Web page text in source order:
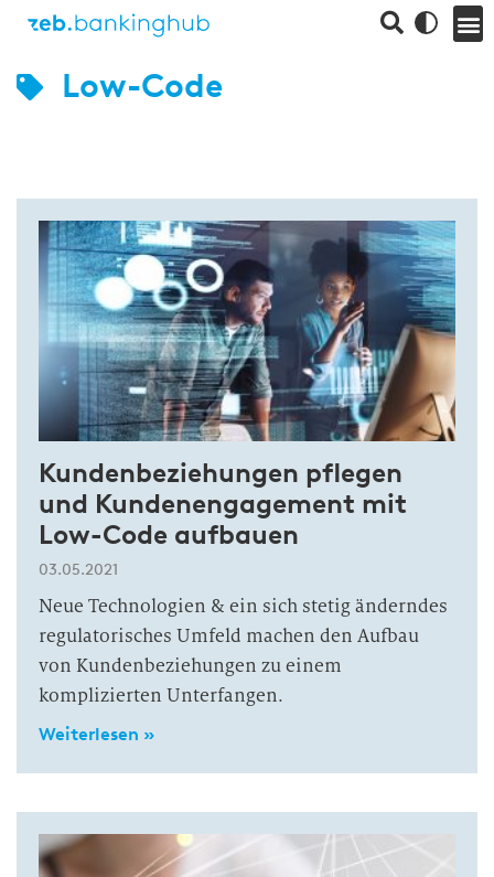
Low-Code
Kundenbeziehungen pflegen
und Kundenengagement mit
Low-Code aufbauen
03.05.2021
Neue Technologien & ein sich stetig änderndes
regulatorisches Umfeld machen den Aufbau
von Kundenbeziehungen zu einem
komplizierten Unterfangen.
Weiterlesen »